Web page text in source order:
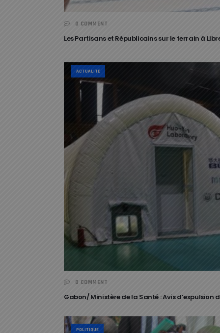
0 COMMENT
Les Partisans et Républicains sur le terrain à
ACTUALITÉ
0 COMMENT
Gabon/ Ministère de la Santé : Avis
POLITIQUE